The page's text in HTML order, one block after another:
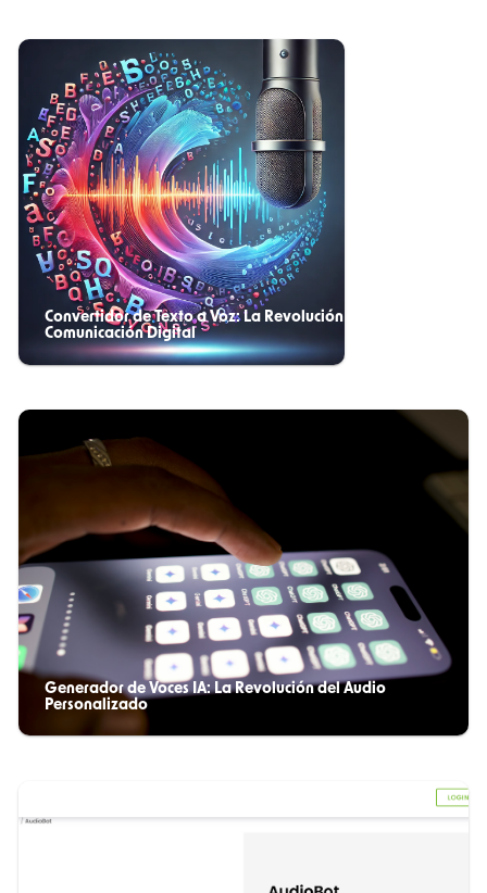
Convertidor de Texto a Voz: La Revolución en
Comunicación Digital
Generador de Voces IA: La Revolución del Audio
Personalizado